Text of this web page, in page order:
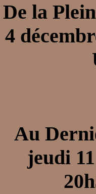
De la
4
Au
jeudi